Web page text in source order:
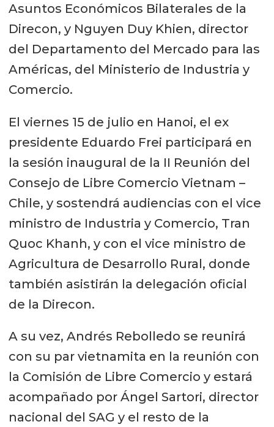
Asuntos Económicos Bilaterales de la
Direcon, y Nguyen Duy Khien, director
del Departamento del Mercado para las
Américas, del Ministerio de Industria y
Comercio.
El viernes 15 de julio en Hanoi, el ex
presidente Eduardo Frei participará en
la sesión inaugural de la II Reunión del
Consejo de Libre Comercio Vietnam –
Chile, y sostendrá audiencias con el vice
ministro de Industria y Comercio, Tran
Quoc Khanh, y con el vice ministro de
Agricultura de Desarrollo Rural, donde
también asistirán la delegación oficial
de la Direcon.
A su vez, Andrés Rebolledo se reunirá
con su par vietnamita en la reunión con
la Comisión de Libre Comercio y estará
acompañado por Ángel Sartori, director
nacional del SAG y el resto de la